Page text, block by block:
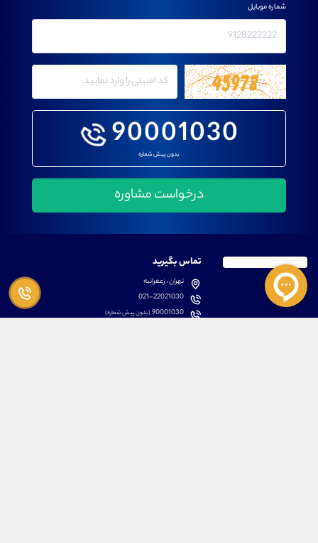
90001030
بدون پیش شماره
شماره موبایل
تماس بگیرید
تهران، زعفرانیه
021-22021030
90001030(بدون پیش شماره)